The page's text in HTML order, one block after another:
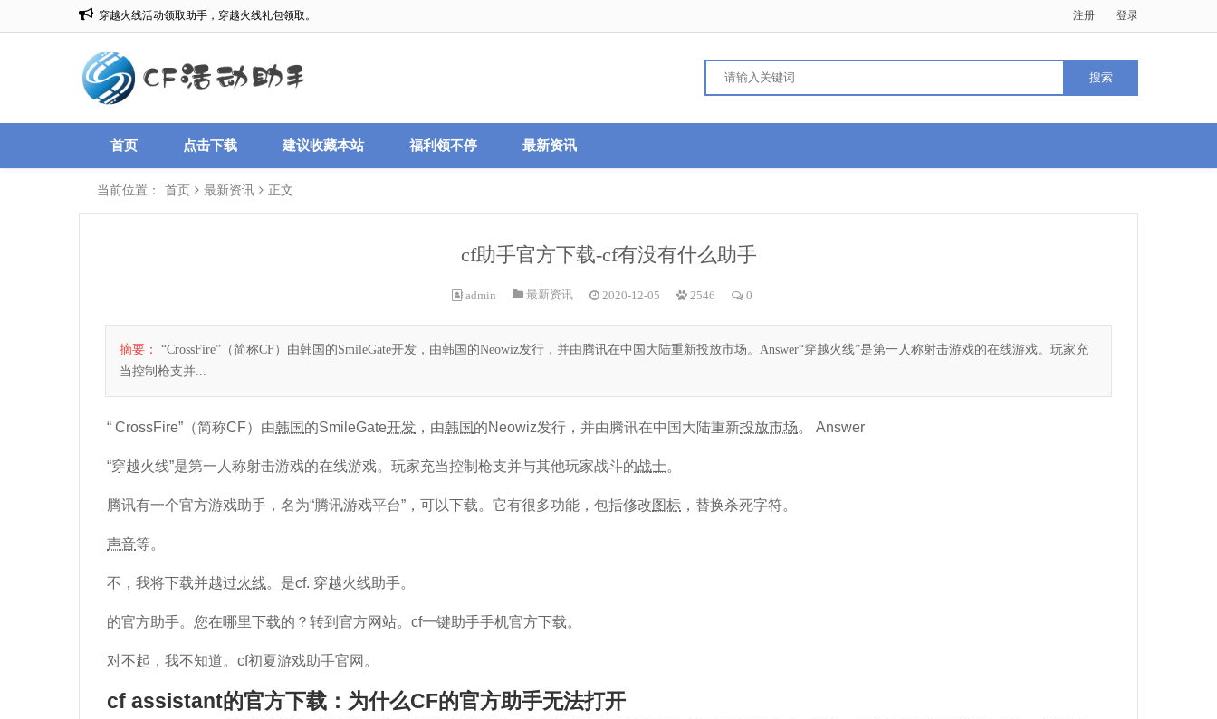
穿越火线活动领取助手，穿越火线礼包领取。 注册 登录
首页 点击下载 建议收藏本站 福利领不停 最新资讯
当前位置： 首页 最新资讯 正文
cf助手官方下载-cf有没有什么助手
admin 最新资讯 2020-12-05 2546 0
摘要：
“CrossFire”（简称CF）由韩国的SmileGate开发，由韩国的Neowiz发行，并由腾讯在中国大陆重新投放市场。Answer“穿越火线”是第一人称射击游戏的在线游戏。玩家充
当控制枪支并...
“ CrossFire”（简称CF）由韩国 的SmileGate开发 ，由韩国 的Neowiz发行，并由腾讯在中国大陆重新投放市场。 Answer
“穿越火线”是第一人称射击游戏的在线游戏。玩家充当控制枪支并与其他玩家战斗的战士。
腾讯有一个官方游戏助手，名为“腾讯游戏平台”，可以下载。它有很多功能，包括修改图标 ，替换杀死字符。
声音等。
不，我将下载并越过火线。是cf. 穿越火线助手。
的官方助手。您在哪里下载的？转到官方网站。cf一键助手手机官方下载。
对不起，我不知道。cf初夏游戏助手官网。
cf assistant的官方下载：为什么CF的官方助手无法打开